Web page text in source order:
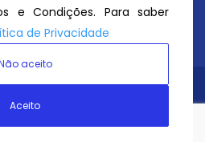
e Condições. Para saber
de Privacidade
aceito
Aceito